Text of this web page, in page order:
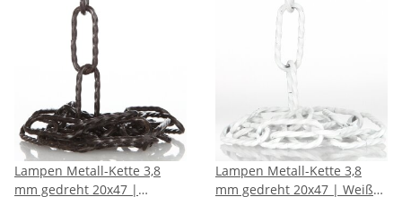
Lampen Metall-Kette 3,8
mm gedreht 20x47 |
Lampen Metall-Kette 3,8
mm gedreht 20x47 | Weiß